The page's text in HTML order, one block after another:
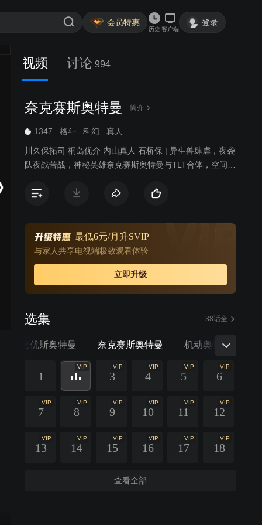
会员特惠
历史 客户端
登录
视频 讨论 994
奈克赛斯奥特曼 简介
1347 格斗 科幻 真人
川久保拓司 桐岛优介 内山真人 石桥保 | 异生兽肆虐，夜袭
队夜战苦战，神秘英雄奈克赛斯奥特曼与TLT合体，空间决
最低6元/月升SVIP
与家人共享电视端极致观看体验
立即升级
选集 38话全
梦比优斯奥特曼 奈克赛斯奥特曼 机动奥特曼 终章
1
VIP VIP
3
VIP
4
VIP
5
VIP
6
VIP
7
VIP
8
VIP
9
VIP
10
VIP
11
VIP
12
VIP
13
VIP
14
VIP
15
VIP
16
VIP
17
VIP
18
查看全部